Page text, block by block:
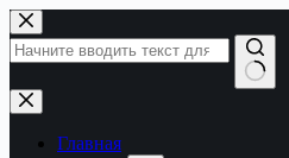
Перейти
к
сути
Ничего
не
найденоГлавная